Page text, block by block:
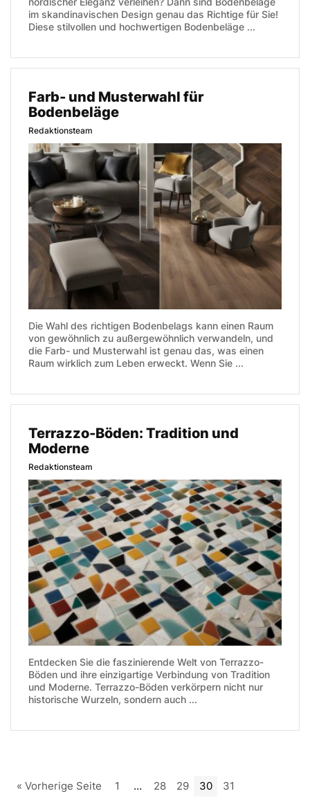
im skandinavischen Design genau das Richtige für Sie!
Diese stilvollen und hochwertigen Bodenbeläge ...
Farb- und Musterwahl für
Bodenbeläge
Redaktionsteam
Die Wahl des richtigen Bodenbelags kann einen Raum
von gewöhnlich zu außergewöhnlich verwandeln, und
die Farb- und Musterwahl ist genau das, was einen
Raum wirklich zum Leben erweckt. Wenn Sie ...
Terrazzo-Böden: Tradition und
Moderne
Redaktionsteam
Entdecken Sie die faszinierende Welt von Terrazzo-
Böden und ihre einzigartige Verbindung von Tradition
und Moderne. Terrazzo-Böden verkörpern nicht nur
historische Wurzeln, sondern auch ...
« Vorherige Seite 1 … 28 29 30 31